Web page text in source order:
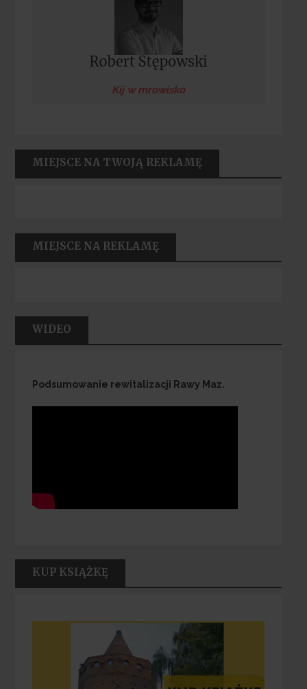
Kij w mrowisko
MIEJSCE NA TWOJĄ REKLAMĘ
MIEJSCE NA REKLAMĘ
WIDEO
Podsumowanie rewitalizacji Rawy Maz.
KUP KSIĄŻKĘ